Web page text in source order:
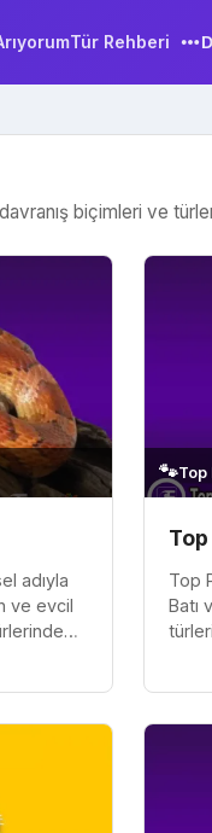
Tür Rehberi
biçimleri ve
adıyla
ve evcil
🐾Top
Top
Batı